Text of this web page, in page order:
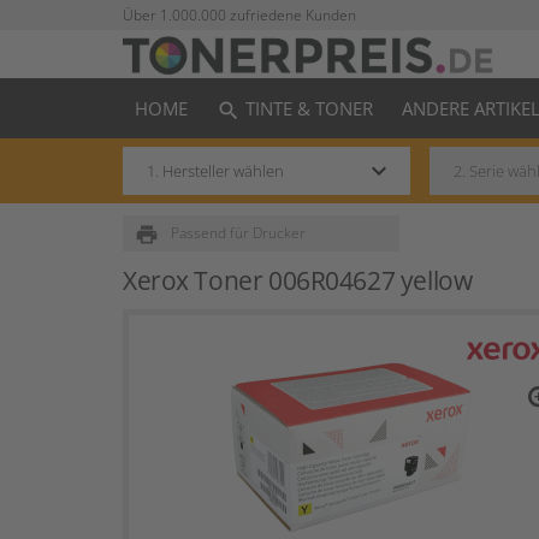
Über 1.000.000 zufriedene Kunden
HOME search TINTE & TONER ANDERE
keyboard_arrow_down
Passend für Drucker
print
Xerox Toner 006R04627 yellow